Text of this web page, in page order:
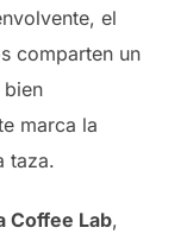
el
comparten un
marca la
taza.
Coffee Lab,